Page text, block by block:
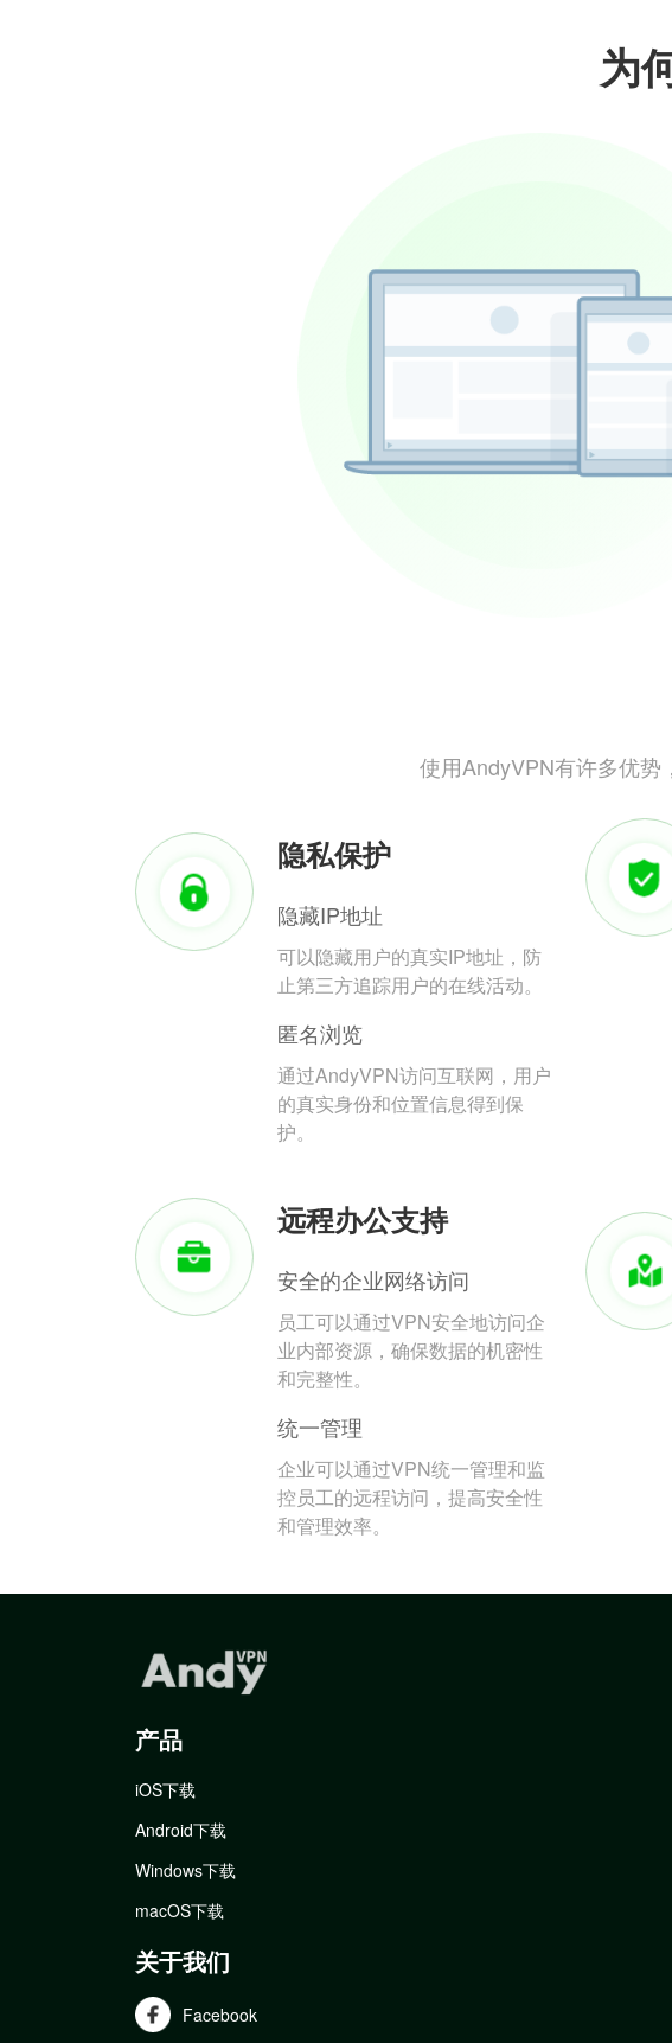
为
使用AndyVPN有许多优
隐私保护
隐藏IP地址
可以隐藏用户的真实IP地址，防
止第三方追踪用户的在线活动。
匿名浏览
通过AndyVPN访问互联网，用户
的真实身份和位置信息得到保
护。
远程办公支持
安全的企业网络访问
员工可以通过VPN安全地访问企
业内部资源，确保数据的机密性
和完整性。
统一管理
企业可以通过VPN统一管理和监
控员工的远程访问，提高安全性
和管理效率。
产品
iOS下载
Android下载
Windows下载
macOS下载
关于我们
Facebook